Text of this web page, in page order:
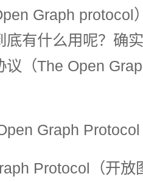
Graph
底有什么用呢？确
议（The Open
Graph Protocol
Protocol（开放